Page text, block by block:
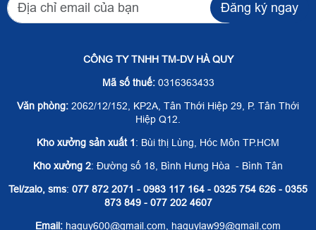
Đăng ký ngay
CÔNG TY TNHH TM-DV HÀ QUY
Mã số thuế:0316363433
Văn phòng: 2062/12/152, KP2A, Tân Thới Hiệp 29, P. Tân Thới
Hiệp Q12.
Kho xưởng sản xuất 1: Bùi thị Lùng, Hóc Môn TP.HCM
Kho xưởng 2: Đường số 18, Bình Hưng Hòa - Bình Tân
Tel/zalo, sms: 077 872 2071 - 0983 117 164 - 0325 754 626 - 0355
873 849 - 077 202 4607
Email: haquy600@gmail.com, haquylaw99@gmail.com